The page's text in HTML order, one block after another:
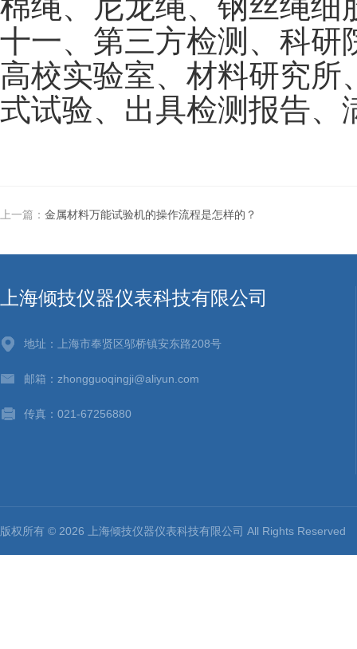
十一、第三方检测、科研
高校实验室、材料研究所
式试验、出具检测报告、
上一篇： 金属材料万能试验机的操作流程是怎样的？
上海倾技仪器仪表科技有限公司
地址：上海市奉贤区邬桥镇安东路208号
邮箱：zhongguoqingji@aliyun.com
传真：021-67256880
版权所有 © 2026 上海倾技仪器仪表科技有限公司 All Rights